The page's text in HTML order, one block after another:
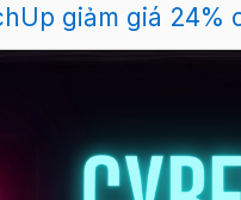
giảm giá 24%